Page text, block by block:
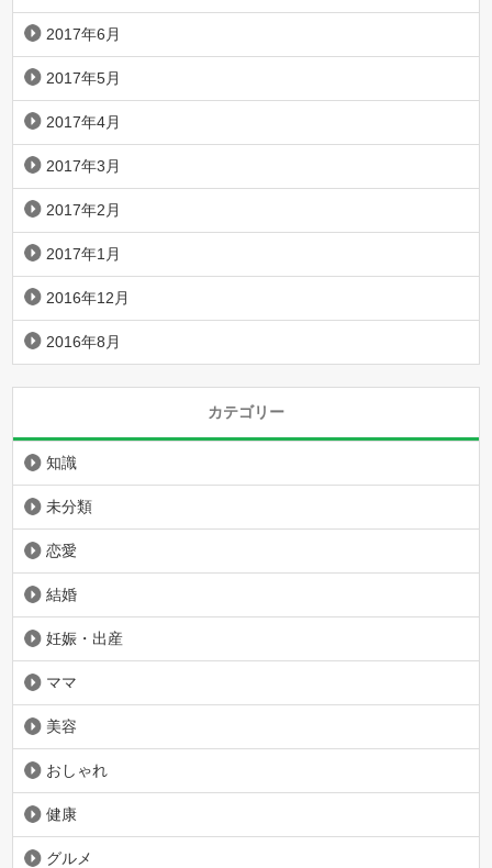
2017年6月
2017年5月
2017年4月
2017年3月
2017年2月
2017年1月
2016年12月
2016年8月
カテゴリー
知識
未分類
恋愛
結婚
妊娠・出産
ママ
美容
おしゃれ
健康
グルメ